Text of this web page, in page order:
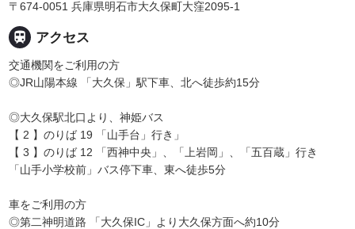
〒674-0051 兵庫県明石市大久保町大窪2095-1
 アクセス
交通機関をご利用の方
◎JR山陽本線 「大久保」駅下車、北へ徒歩約15分
◎大久保駅北口より、神姫バス
【 2 】のりば 19 「山手台」行き」
【 3 】のりば 12 「西神中央」、「上岩岡」、「五百蔵」行き
「山手小学校前」バス停下車、東へ徒歩5分
車をご利用の方
◎第二神明道路 「大久保IC」より大久保方面へ約10分